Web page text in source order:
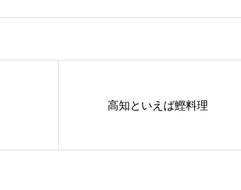
高知といえば鰹料理